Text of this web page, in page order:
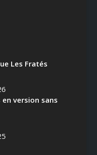
Les Fratés
version sans